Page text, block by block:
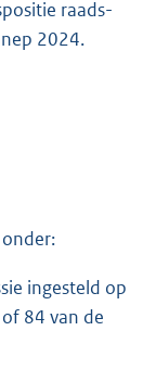
raads-
2024.
ingesteld op
84 van de